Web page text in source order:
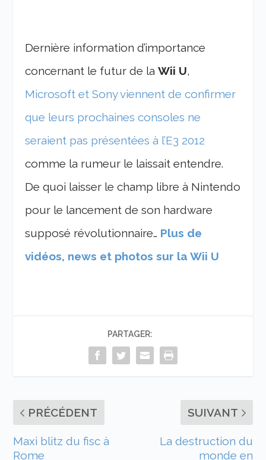
Dernière information d’importance
concernant le futur de laWii U,
Microsoft et Sony viennent de confirmer
que leurs prochaines consoles ne
seraient pas présentées à l’E3 2012
comme la rumeur le laissait entendre.
De quoi laisser le champ libre à Nintendo
pour le lancement de son hardware
supposé révolutionnaire… Plus de
vidéos, news et photos sur la Wii U
PARTAGER:
PRÉCÉDENT
Maxi blitz du fisc à
Rome
SUIVANT
La destruction du
monde en